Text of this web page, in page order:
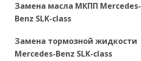
Замена масла МКПП Mercedes-
Benz SLK-сlass
Замена тормозной жидкости
Mercedes-Benz SLK-сlass